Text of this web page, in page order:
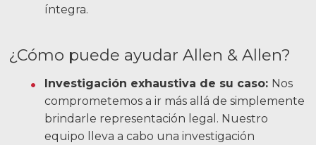
íntegra.
¿Cómo puede ayudar Allen & Allen?
Investigación exhaustiva de su caso: Nos
comprometemos a ir más allá de simplemente
brindarle representación legal. Nuestro
equipo lleva a cabo una investigación